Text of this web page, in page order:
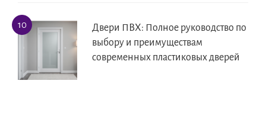
Двери ПВХ: Полное руководство по
выбору и преимуществам
современных пластиковых дверей